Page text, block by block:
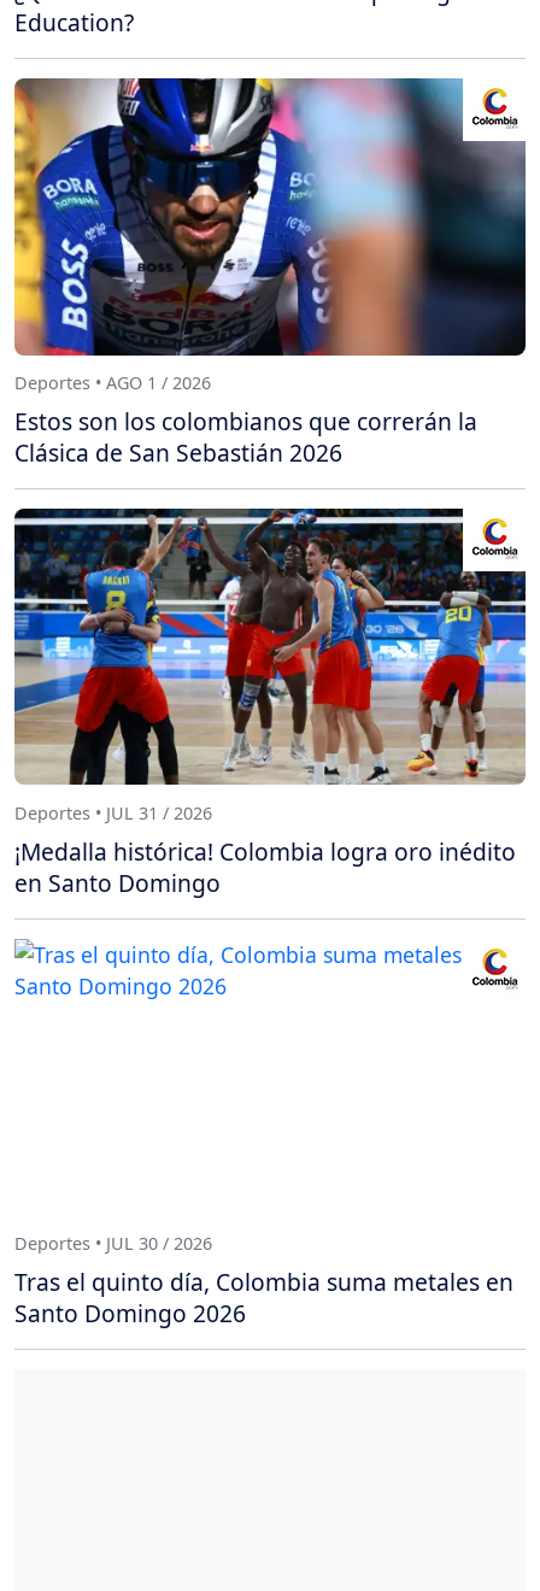
Education?
Deportes • AGO 1 / 2026
Estos son los colombianos que correrán la
Clásica de San Sebastián 2026
Deportes • JUL 31 / 2026
¡Medalla histórica! Colombia logra oro inédito
en Santo Domingo
Deportes • JUL 30 / 2026
Tras el quinto día, Colombia suma metales en
Santo Domingo 2026